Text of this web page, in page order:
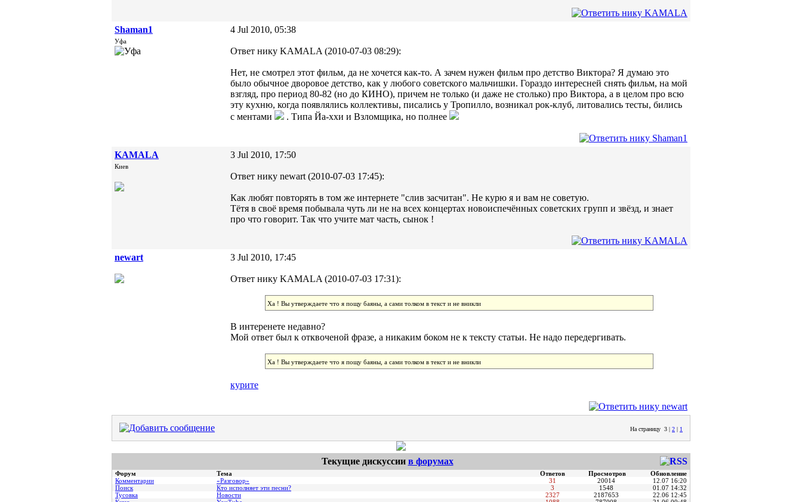
Shaman1
Уфа
4 Jul 2010, 05:38
Ответ нику KAMALA (2010-07-03 08:29):
Нет, не смотрел этот фильм, да не хочется как-то. А зачем нужен фильм про детство Виктора? Я думаю это
было обычное дворовое детство, как у любого советского мальчишки. Гораздо интересней снять фильм, на мой
взгляд, про период 80-82 (но до КИНО), причем не только (и даже не столько) про Виктора, а в целом про всю
эту кухню, когда появлялись коллективы, писались у Тропилло, возникал рок-клуб, литовались тесты, бились
с ментами
. Типа Йа-ххи и Взломщика, но полнее
KAMALA
Киев
3 Jul 2010, 17:50
Ответ нику newart (2010-07-03 17:45):
Как любят повторять в том же интернете "слив засчитан". Не курю я и вам не советую.
Тётя в своё время побывала чуть ли не на всех концертах новоиспечённых советских групп и звёзд, и знает
про что говорит. Так что учите мат часть, сынок !
newart 3 Jul 2010, 17:45
Ответ нику KAMALA (2010-07-03 17:31):
Ха ! Вы утверждаете что я пощу баяны, а сами толком в текст и не вникли
В интеренете недавно?
Мой ответ был к отквоченой фразе, а никаким боком не к тексту статьи. Не надо передергивать.
Ха ! Вы утверждаете что я пощу баяны, а сами толком в текст и не вникли
курите
На страницу 3 | 2 | 1
Текущие дискуссии в форумах
Форум Тема Ответов Просмотров
Обновление
Комментарии
«Разговор» 31 20014
12.07 16:20
Поиск
Кто исполняет эти песни? 3 1548
01.07 14:32
Тусовка
Новости 2327 2187653
22.06 12:45